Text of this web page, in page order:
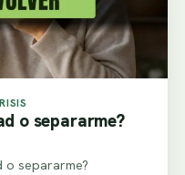
o separarme?
separarme?